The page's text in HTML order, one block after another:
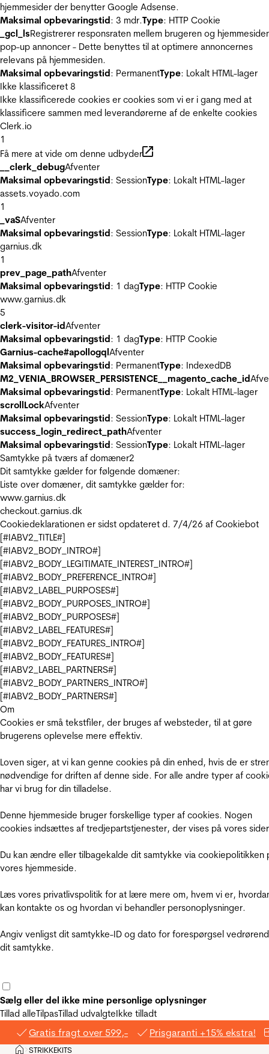
hjemmesider der benytter Google Adsense.
Maksimal opbevaringstid: 3 mdr.Type: HTTP Cookie
_gcl_lsRegistrerer responsraten mellem brugeren og
pop-up annoncer - Dette benyttes til at optimere annoncernes
relevans på hjemmesiden.
Maksimal opbevaringstid: PermanentType: Lokalt HTML-lager
Ikke klassificeret 8
Ikke klassificerede cookies er cookies som vi er i gang med at
klassificere sammen med leverandørerne af de enkelte cookies
Clerk.io
1
Få mere at vide om denne udbyder
__clerk_debugAfventer
Maksimal opbevaringstid: SessionType: Lokalt HTML-lager
assets.voyado.com
1
_vaSAfventer
Maksimal opbevaringstid: SessionType: Lokalt HTML-lager
garnius.dk
1
prev_page_pathAfventer
Maksimal opbevaringstid: 1 dagType: HTTP Cookie
www.garnius.dk
5
clerk-visitor-idAfventer
Maksimal opbevaringstid: 1 dagType: HTTP Cookie
Garnius-cache#apollogqlAfventer
Maksimal opbevaringstid: PermanentType: IndexedDB
M2_VENIA_BROWSER_PERSISTENCE__magento_cache_id
Maksimal opbevaringstid: PermanentType: Lokalt HTML-lager
scrollLockAfventer
Maksimal opbevaringstid: SessionType: Lokalt HTML-lager
success_login_redirect_pathAfventer
Maksimal opbevaringstid: SessionType: Lokalt HTML-lager
Samtykke på tværs af domæner2
Dit samtykke gælder for følgende domæner:
Liste over domæner, dit samtykke gælder for:
www.garnius.dk
checkout.garnius.dk
Cookiedeklarationen er sidst opdateret d. 7/4/26 af Cookiebot
[#IABV2_TITLE#]
[#IABV2_BODY_INTRO#]
[#IABV2_BODY_LEGITIMATE_INTEREST_INTRO#]
[#IABV2_BODY_PREFERENCE_INTRO#]
[#IABV2_LABEL_PURPOSES#]
[#IABV2_BODY_PURPOSES_INTRO#]
[#IABV2_BODY_PURPOSES#]
[#IABV2_LABEL_FEATURES#]
[#IABV2_BODY_FEATURES_INTRO#]
[#IABV2_BODY_FEATURES#]
[#IABV2_LABEL_PARTNERS#]
[#IABV2_BODY_PARTNERS_INTRO#]
[#IABV2_BODY_PARTNERS#]
Om
Cookies er små tekstfiler, der bruges af websteder, til at gøre
brugerens oplevelse mere effektiv.
Loven siger, at vi kan genne cookies på din enhed, hvis de er
nødvendige for driften af denne side. For alle andre typer af
har vi brug for din tilladelse.
Denne hjemmeside bruger forskellige typer af cookies. Nogen
cookies indsættes af tredjepartstjenester, der vises på vores
Du kan ændre eller tilbagekalde dit samtykke via cookiepolitikken
vores hjemmeside.
Læs vores privatlivspolitik for at lære mere om, hvem vi er,
kan kontakte os og hvordan vi behandler personoplysninger.
Angiv venligst dit samtykke-ID og dato for forespørgsel
dit samtykke.
Sælg eller del ikke mine personlige oplysninger
Tillad alleTilpasTillad udvalgteIkke tilladt
Gratis fragt over 599,- Prisgaranti +15% ekstra!
Hjem
>STRIKKEKITS